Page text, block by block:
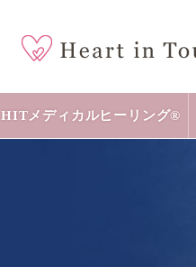
HITメディカルヒーリング®